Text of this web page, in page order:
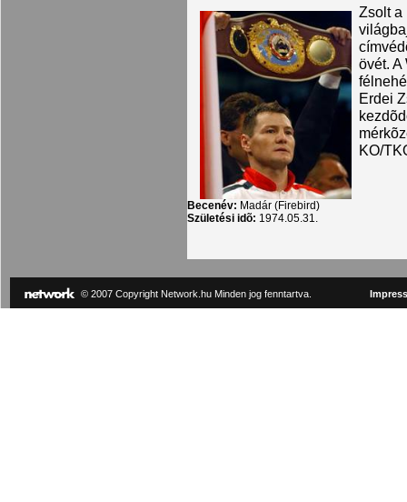
Zsolt a
övét. A
Erdei
KO/
Becenév: Madár (Firebird)
Születési idõ: 1974.05.31.
© 2007 Copyright Network.hu Minden jog fenntartva.